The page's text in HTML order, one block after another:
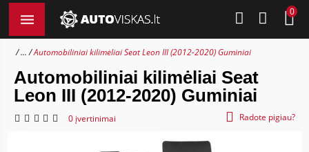
0
... Automobiliniai kilimėliai Seat Leon III (2012-2020) Guminiai
Automobiliniai kilimėliai Seat
Leon III (2012-2020) Guminiai
0 įvertinimai Radote pigiau?